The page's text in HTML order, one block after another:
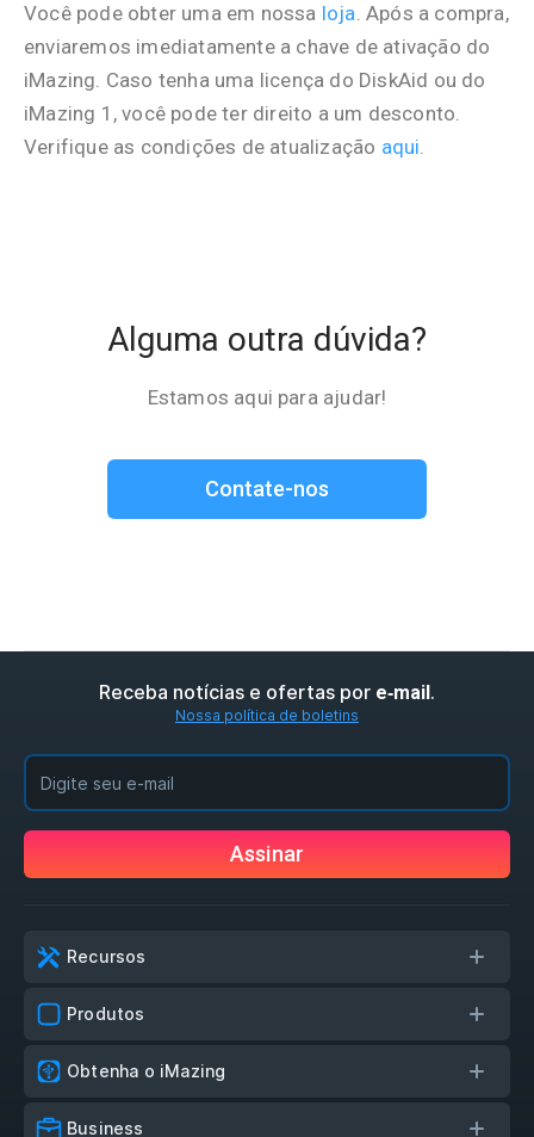
Você pode obter uma em nossa loja. Após a compra,
enviaremos imediatamente a chave de ativação do
iMazing. Caso tenha uma licença do DiskAid ou do
iMazing 1, você pode ter direito a um desconto.
Verifique as condições de atualização aqui.
Alguma outra dúvida?
Estamos aqui para ajudar!
Contate-nos
Receba notícias e ofertas por e‑mail.
Nossa política de boletins
Assinar
Recursos
Produtos
Obtenha o iMazing
Business